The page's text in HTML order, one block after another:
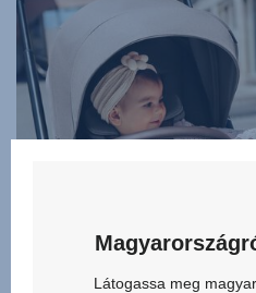
Látogassa meg